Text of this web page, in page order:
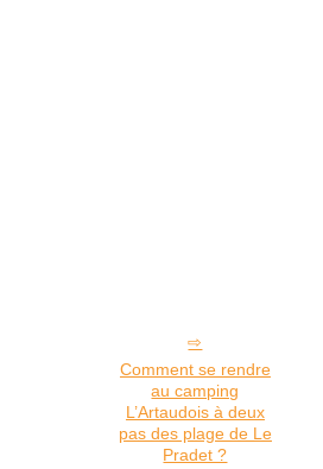
Comment se rendre
au camping
L’Artaudois à deux
pas des plage de Le
Pradet ?